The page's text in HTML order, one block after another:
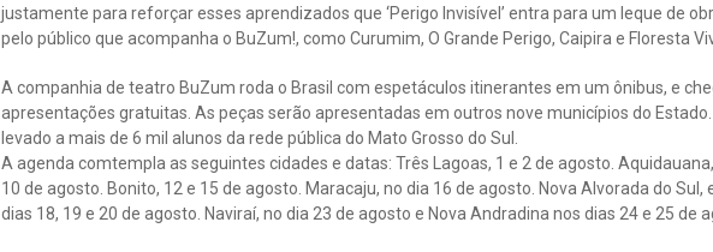
justamente para reforçar esses aprendizados que ‘Perigo Invisível’ entra para um leque de
pelo público que acompanha o BuZum!, como Curumim, O Grande Perigo, Caipira e Floresta
A companhia de teatro BuZum roda o Brasil com espetáculos itinerantes em um ônibus, e
apresentações gratuitas. As peças serão apresentadas em outros nove municípios do
levado a mais de 6 mil alunos da rede pública do Mato Grosso do Sul.
A agenda comtempla as seguintes cidades e datas: Três Lagoas, 1 e 2 de agosto.
10 de agosto. Bonito, 12 e 15 de agosto. Maracaju, no dia 16 de agosto. Nova Alvorada do Sul,
dias 18, 19 e 20 de agosto. Naviraí, no dia 23 de agosto e Nova Andradina nos dias 24 e 25 de